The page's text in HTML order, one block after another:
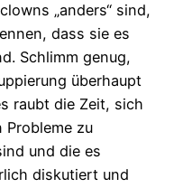
„anders“ sind,
dass sie es
Schlimm genug,
überhaupt
raubt die Zeit, sich
zu
und die es
diskutiert und